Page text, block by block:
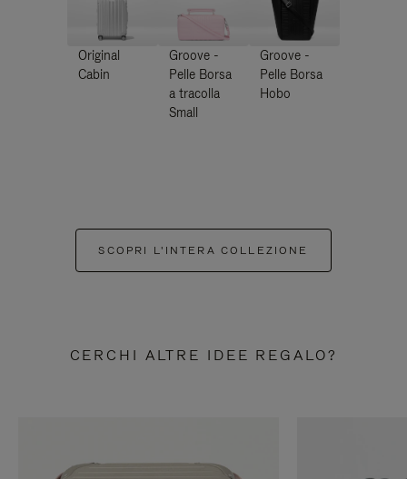
Original
Cabin
Groove -
Pelle Borsa
a tracolla
Small
Groove -
Pelle Borsa
Hobo
SCOPRI L'INTERA COLLEZIONE
CERCHI ALTRE IDEE REGALO?